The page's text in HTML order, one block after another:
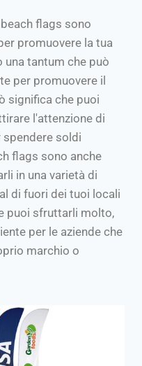
flags sono
promuovere la tua
una tantum che può
per promuovere il
significa che puoi
l'attenzione di
spendere soldi
flags sono anche
in una varietà di
di fuori dei tuoi locali
puoi sfruttarli molto,
per le aziende che
marchio o